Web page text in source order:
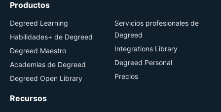
Productos
Degreed Learning
Habilidades+ de Degreed
Degreed Maestro
Academias de Degreed
Degreed Open Library
Servicios profesionales de
Degreed
Integrations Library
Degreed Personal
Precios
Recursos